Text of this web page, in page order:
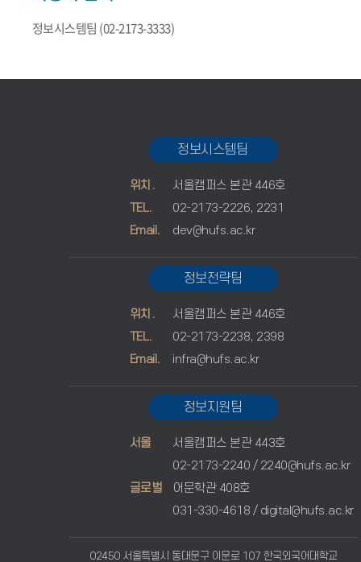
정보시스템팀 (02-2173-3333)
정보시스템팀
위치.
서울캠퍼스 본관 446호
TEL.
02-2173-2226, 2231
Email.
dev@hufs.ac.kr
정보전략팀
위치.
서울캠퍼스 본관 446호
TEL.
02-2173-2238, 2398
Email.
infra@hufs.ac.kr
정보지원팀
서울
서울캠퍼스 본관 443호
02-2173-2240 / 2240@hufs.ac.kr
글로벌
어문학관 408호
031-330-4618 / digital@hufs.ac.kr
02450 서울특별시 동대문구 이문로 107 한국외국어대학교